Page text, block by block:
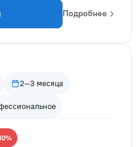
Подробнее
2–3 месяца